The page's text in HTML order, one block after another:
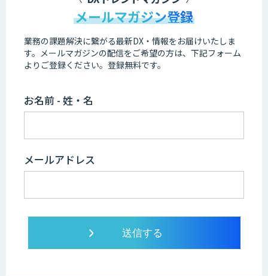
メールマガジン登録
業務の課題解決に繋がる最新DX・情報をお届けいたしま
す。 メールマガジンの配信をご希望の方は、下記フォーム
よりご登録ください。登録無料です。
お名前 - 姓・名
メールアドレス